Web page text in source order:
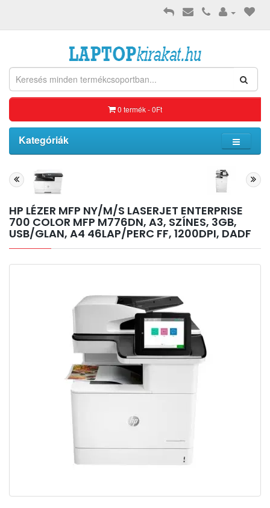
0 termék - 0Ft
Kategóriák
HP LÉZER MFP NY/M/S LASERJET ENTERPRISE
700 COLOR MFP M776DN, A3, SZÍNES, 3GB,
USB/GLAN, A4 46LAP/PERC FF, 1200DPI, DADF